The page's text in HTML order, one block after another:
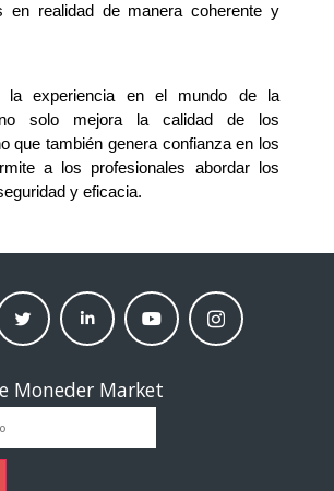
en realidad de manera coherente y
la experiencia en el mundo de la
no solo mejora la calidad de los
que también genera confianza en los
a los profesionales abordar los
y eficacia.
linkedin
moneder
Youtube
moneder
instagram
moneder
Moneder Market